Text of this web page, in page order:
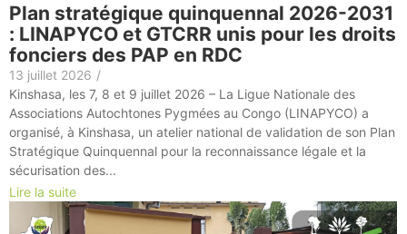
Plan stratégique quinquennal 2026-2031
: LINAPYCO et GTCRR unis pour les droits
fonciers des PAP en RDC
13 juillet 2026 /
Kinshasa, les 7, 8 et 9 juillet 2026 – La Ligue Nationale des
Associations Autochtones Pygmées au Congo (LINAPYCO) a
organisé, à Kinshasa, un atelier national de validation de son Plan
Stratégique Quinquennal pour la reconnaissance légale et la
sécurisation des...
Lire la suite